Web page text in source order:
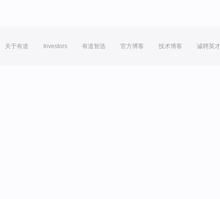
关于有道 Investors 有道智选 官方博客 技术博客 诚聘英才